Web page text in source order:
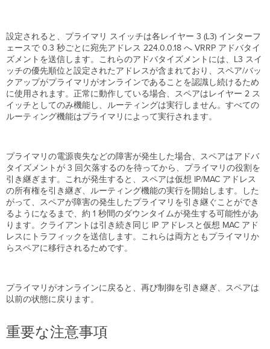
設定されると、プライマリ スイッチは各レイヤー 3 (L3) インターフ
ェースで 0.3 秒ごとに宛先アドレス 224.0.0.18 へ VRRP アドバタイ
ズメントを送信します。これらのアドバタイズメントには、L3 スイ
ッチの優先順位と設定されたアドレスが含まれており、スペア/バッ
クアップがプライマリがオンラインであることを認識し続けるため
に使用されます。正常に動作している場合、スペアはレイヤー 2 ス
イッチとしてのみ機能し、ルーティングは実行しません。すべての
ルーティング機能はプライマリによって実行されます。
プライマリの電源喪失などの障害が発生した場合、スペアはアドバ
タイズメントが 3 回欠落するのを待ってから、プライマリの役割を
引き継ぎます。これが発生すると、スペアは仮想 IP/MAC アドレス
の所有権を引き継ぎ、ルーティング機能の実行を開始します。した
がって、スペアが障害の発生したプライマリを引き継ぐことができ
るようになるまで、約 1 秒間のダウンタイムが発生する可能性があ
ります。クライアントは引き続き同じ IP アドレスと仮想 MAC アド
レスにトラフィックを送信します。これらは両方ともプライマリか
らスペアに移行されるためです。
プライマリがオンラインに戻ると、再び制御を引き継ぎ、スペアは
以前の状態に戻ります。
重要な注意事項